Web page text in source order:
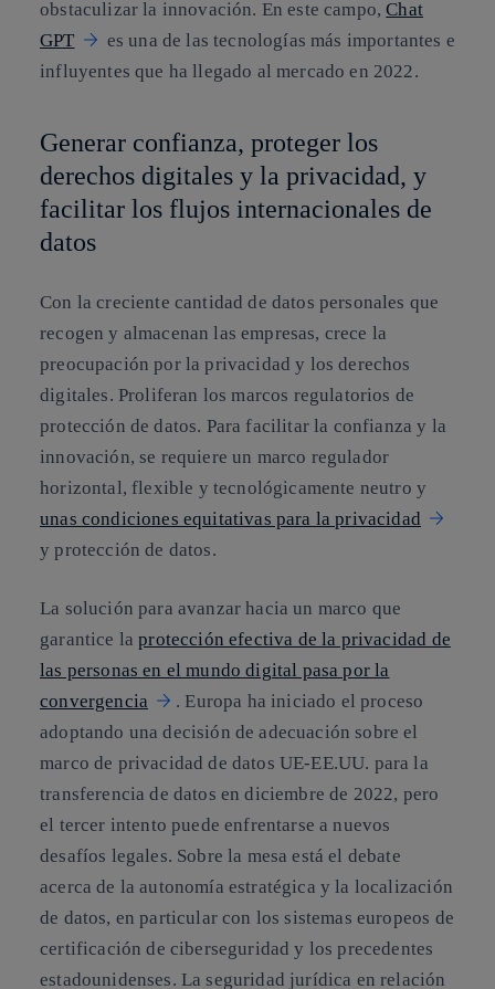
obstaculizar la innovación. En este campo,Chat
GPT
es una de las tecnologías más importantes e
influyentes que ha llegado al mercado en 2022.
Generar confianza, proteger los
derechos digitales y la privacidad, y
facilitar los flujos internacionales de
datos
Con la creciente cantidad de datos personales que
recogen y almacenan las empresas, crece la
preocupación por la privacidad y los derechos
digitales. Proliferan los marcos regulatorios de
protección de datos. Para facilitar la confianza y la
innovación, se requiere un marco regulador
horizontal, flexible y tecnológicamente neutro y
unas condiciones equitativas para la privacidad
y protección de datos.
La solución para avanzar hacia un marco que
garantice laprotección efectiva de la privacidad de
las personas en el mundo digital pasa por la
convergencia
. Europa ha iniciado el proceso
adoptando una decisión de adecuación sobre el
marco de privacidad de datos UE-EE.UU. para la
transferencia de datos en diciembre de 2022, pero
el tercer intento puede enfrentarse a nuevos
desafíos legales. Sobre la mesa está el debate
acerca de la autonomía estratégica y la localización
de datos, en particular con los sistemas europeos de
certificación de ciberseguridad y los precedentes
estadounidenses. La seguridad jurídica en relación